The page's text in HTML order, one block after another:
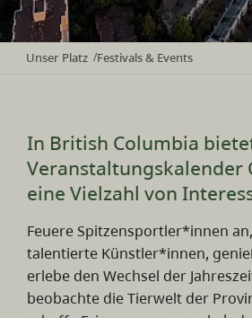
Unser Platz /Festivals & Events
In British Columbia
Veranstaltungskalender
eine Vielzahl von
Feuere Spitzensportler*innen
talentierte Künstler*innen,
erlebe den Wechsel der
beobachte die Tierwelt der